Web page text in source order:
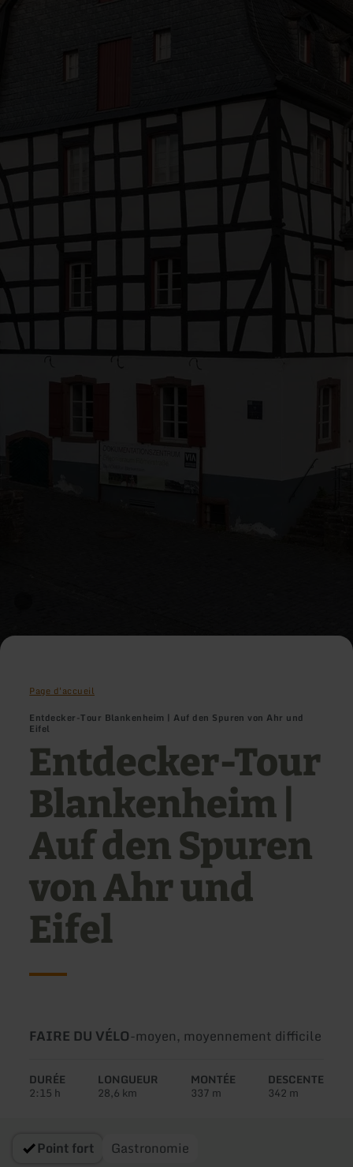
Page d'accueil
Entdecker-Tour Blankenheim | Auf den Spuren von Ahr und
Eifel
Entdecker-Tour
Blankenheim |
Auf den Spuren
von Ahr und
Eifel
Type
circuit:
FAIRE DU VÉLO-Difficulté:
moyen, moyennement difficile
DURÉE
2:15 h
LONGUEUR
28,6 km
MONTÉE
337 m
DESCENTE
342 m
Point fort Gastronomie